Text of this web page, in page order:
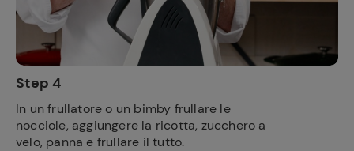
Step 4
In un frullatore o un bimby frullare le
nocciole, aggiungere la ricotta, zucchero a
velo, panna e frullare il tutto.